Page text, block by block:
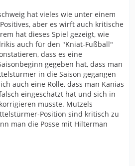
hat vieles wie unter einem
aber es wirft auch kritische
hat dieses Spiel gezeigt, wie
auch für den "Kniat-Fußball"
dass es eine
gegeben hat, dass man
in die Saison gegangen
auch eine Rolle, dass man Kanias
eingeschätzt hat und sich in
musste. Mutzels
Position sind kritisch zu
man die Posse mit Hilterman